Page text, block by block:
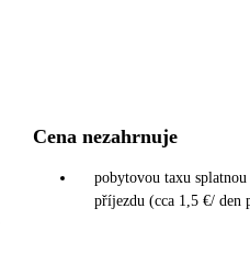
Cena nezahrnuje
pobytovou taxu
příjezdu (cca 1,5 €/ den